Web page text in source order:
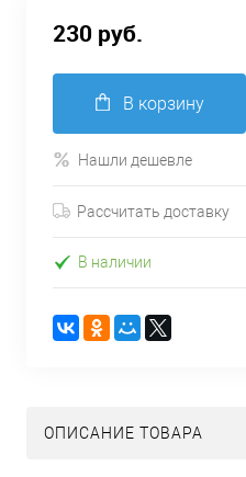
230 руб.
В корзину
Нашли дешевле
Рассчитать доставку
В наличии
ОПИСАНИЕ ТОВАРА